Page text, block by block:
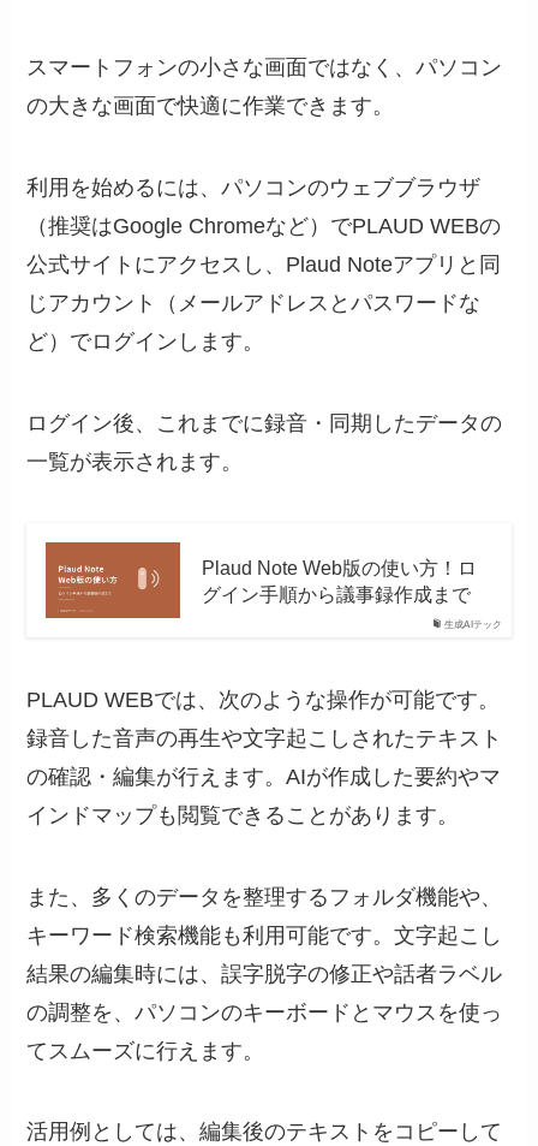
スマートフォンの小さな画面ではなく、パソコン
の大きな画面で快適に作業できます。
利用を始めるには、パソコンのウェブブラウザ
（推奨はGoogle Chromeなど）でPLAUD WEBの
公式サイトにアクセスし、Plaud Noteアプリと同
じアカウント（メールアドレスとパスワードな
ど）でログインします。
ログイン後、これまでに録音・同期したデータの
一覧が表示されます。
生成AIテック
Plaud Note Web版の使い方！ロ
グイン手順から議事録作成まで
PLAUD WEBでは、次のような操作が可能です。
録音した音声の再生や文字起こしされたテキスト
の確認・編集が行えます。AIが作成した要約やマ
インドマップも閲覧できることがあります。
また、多くのデータを整理するフォルダ機能や、
キーワード検索機能も利用可能です。文字起こし
結果の編集時には、誤字脱字の修正や話者ラベル
の調整を、パソコンのキーボードとマウスを使っ
てスムーズに行えます。
活用例としては、編集後のテキストをコピーして